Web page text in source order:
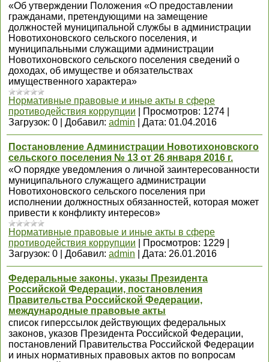
«Об утверждении Положения «О предоставлении
гражданами, претендующими на замещение
должностей муниципальной службы в администрации
Новотихоновского сельского поселения, и
муниципальными служащими администрации
Новотихоновского сельского поселения сведений о
доходах, об имуществе и обязательствах
имущественного характера»
Нормативные правовые и иные акты в сфере
противодействия коррупции
Просмотров: 1274
Загрузок: 0 Добавил: admin Дата: 01.04.2016
Постановление Администрации Новотихоновского
сельского поселения № 13 от 26 января 2016 г.
«О порядке уведомления о личной заинтересованности
муниципального служащего администрации
Новотихоновского сельского поселения при
исполнении должностных обязанностей, которая может
привести к конфликту интересов»
Нормативные правовые и иные акты в сфере
противодействия коррупции
Просмотров: 1229
Загрузок: 0 Добавил: admin Дата: 26.01.2016
Федеральные законы, указы Президента
Российской Федерации, постановления
Правительства Российской Федерации,
международные правовые акты
список гиперссылок действующих федеральных
законов, указов Президента Российской Федерации,
постановлений Правительства Российской Федерации
и иных нормативных правовых актов по вопросам